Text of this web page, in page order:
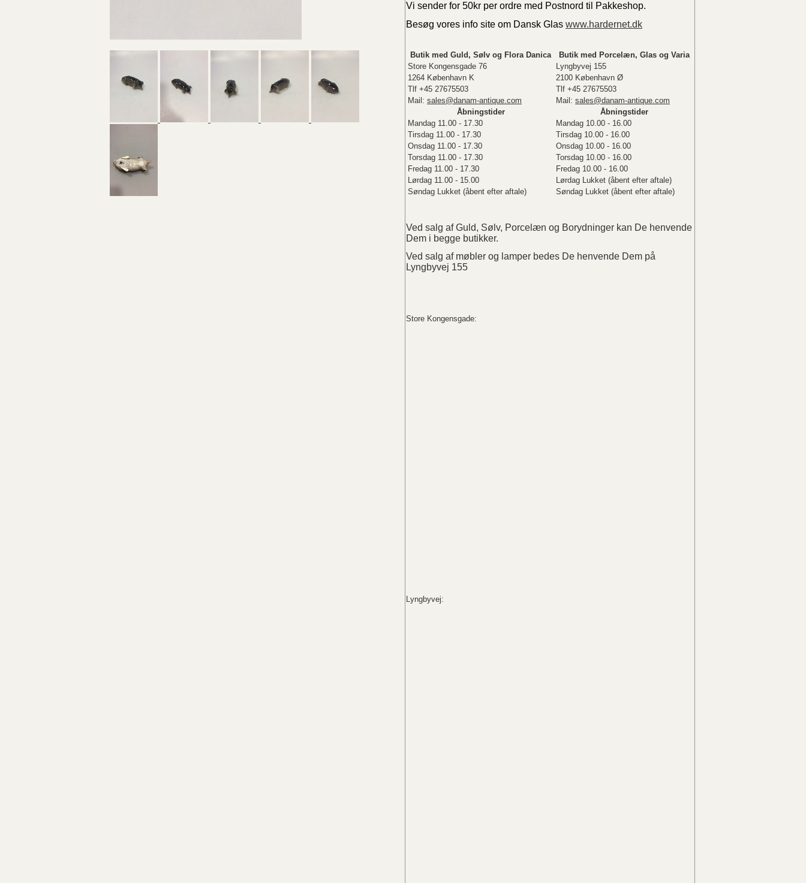
Vi sender for 50kr per ordre med Postnord til Pakkeshop.
Besøg vores info site om Dansk Glas www.hardernet.dk
Butik med Guld, Sølv og Flora Danica
Butik med Porcelæn, Glas og Varia
Store Kongensgade 76
Lyngbyvej 155
1264 København K
2100 København Ø
Tlf +45 27675503
Tlf +45 27675503
Mail: sales@danam-antique.com Mail: sales@danam-antique.com
Åbningstider
Åbningstider
Mandag 11.00 - 17.30
Mandag 10.00 - 16.00
Tirsdag 11.00 - 17.30
Tirsdag 10.00 - 16.00
Onsdag 11.00 - 17.30
Onsdag 10.00 - 16.00
Torsdag 11.00 - 17.30
Torsdag 10.00 - 16.00
Fredag 11.00 - 17.30
Fredag 10.00 - 16.00
Lørdag 11.00 - 15.00
Lørdag Lukket (åbent efter aftale)
Søndag Lukket (åbent efter aftale)
Søndag Lukket (åbent efter aftale)
Ved salg af Guld, Sølv, Porcelæn og Borydninger kan De henvende
Dem i begge butikker.
Ved salg af møbler og lamper bedes De henvende Dem på
Lyngbyvej 155
Store Kongensgade:
Lyngbyvej: